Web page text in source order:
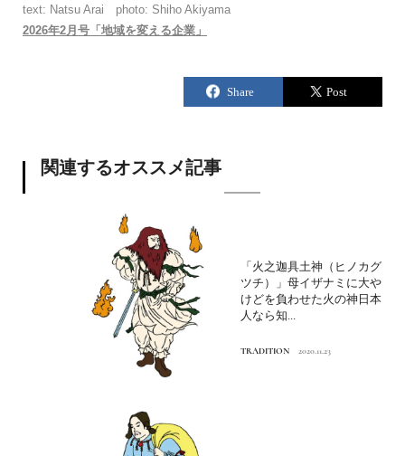
text: Natsu Arai photo: Shiho Akiyama
2026年2月号「地域を変える企業」
関連するオススメ記事
「火之迦具土神（ヒノカグ
ツチ）」母イザナミに大や
けどを負わせた火の神日本
人なら知...
TRADITION 2020.11.23